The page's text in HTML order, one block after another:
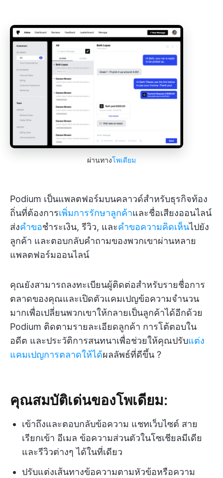
ผ่านทางโพเดียม
Podium เป็นแพลตฟอร์มบนคลาวด์สำหรับธุรกิจท้อง
ถิ่นที่ต้องการเพิ่มการรักษาลูกค้าและชื่อเสียงออนไลน์
ส่งคำขอชำระเงิน, รีวิว, และคำขอความคิดเห็นไปยัง
ลูกค้า และตอบกลับคำถามของพวกเขาผ่านหลาย
แพลตฟอร์มออนไลน์
คุณยังสามารถลงทะเบียนผู้ติดต่อสำหรับรายชื่อการ
ตลาดของคุณและเปิดตัวแคมเปญข้อความจำนวน
มากเพื่อเปลี่ยนพวกเขาให้กลายเป็นลูกค้าได้อีกด้วย
Podium ติดตามรายละเอียดลูกค้า การโต้ตอบใน
อดีต และประวัติการสนทนาเพื่อช่วยให้คุณปรับแต่ง
แคมเปญการตลาดให้ได้ผลลัพธ์ที่ดีขึ้น ?
คุณสมบัติเด่นของโพเดียม:
เข้าถึงและตอบกลับข้อความ แชทเว็บไซต์ สาย
เรียกเข้า อีเมล ข้อความส่วนตัวในโซเชียลมีเดีย
และรีวิวต่างๆ ได้ในที่เดียว
ปรับแต่งเส้นทางข้อความตามหัวข้อหรือความ